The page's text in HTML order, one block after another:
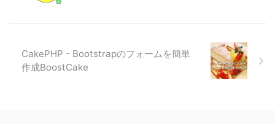
CakePHP - Bootstrapのフォームを簡単
作成BoostCake